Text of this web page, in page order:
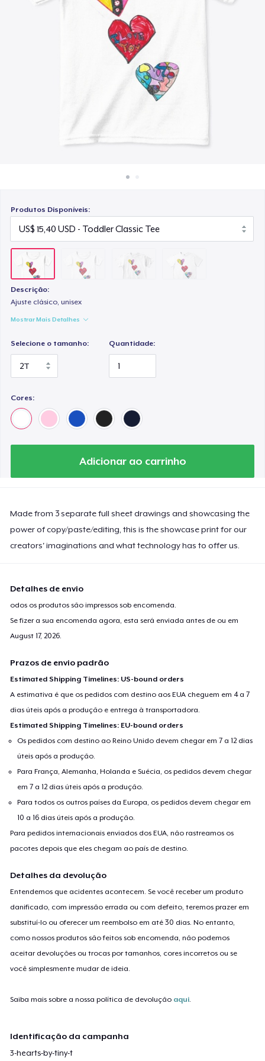
Venda em todo lugar
Venda qualquer coisa
Produtos Disponíveis:
Descrição:
Ajuste clásico, unisex
Mostrar Mais Detalhes
Selecione o tamanho: Quantidade:
Cores:
Adicionar ao carrinho
Made from 3 separate full sheet drawings and showcasing the
power of copy/paste/editing, this is the showcase print for our
creators' imaginations and what technology has to offer us.
Detalhes de envio
odos os produtos são impressos sob encomenda.
Se fizer a sua encomenda agora, esta será enviada antes de ou em
August 17, 2026.
Prazos de envio padrão
Estimated Shipping Timelines: US-bound orders
A estimativa é que os pedidos com destino aos EUA cheguem em 4 a 7
dias úteis após a produção e entrega à transportadora.
Estimated Shipping Timelines: EU-bound orders
Os pedidos com destino ao Reino Unido devem chegar em 7 a 12 dias
úteis após a produção.
Para França, Alemanha, Holanda e Suécia, os pedidos devem chegar
em 7 a 12 dias úteis após a produção.
Para todos os outros países da Europa, os pedidos devem chegar em
10 a 16 dias úteis após a produção.
Para pedidos internacionais enviados dos EUA, não rastreamos os
pacotes depois que eles chegam ao país de destino.
Detalhes da devolução
Entendemos que acidentes acontecem. Se você receber um produto
danificado, com impressão errada ou com defeito, teremos prazer em
substituí-lo ou oferecer um reembolso em até 30 dias. No entanto,
como nossos produtos são feitos sob encomenda, não podemos
aceitar devoluções ou trocas por tamanhos, cores incorretos ou se
você simplesmente mudar de ideia.
Saiba mais sobre a nossa política de devolução aqui.
Identificação da campanha
3-hearts-by-tiny-t
Eco Unisex Tee